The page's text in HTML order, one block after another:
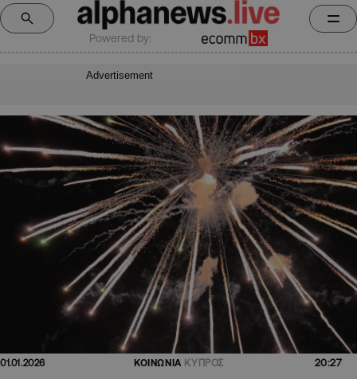
Powered by:
Advertisement
01.01.2026 ΚΟΙΝΩΝΙΑ ΚΥΠΡΟΣ 20:27